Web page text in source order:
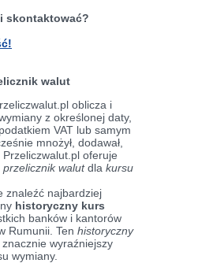
skontaktować?
walut
oblicza i
z określonej daty,
VAT lub samym
mnożył, dodawał,
Przeliczwalut.pl oferuje
przelicznik walutdla kursu
znaleźć najbardziej
historyczny kurs
banków i kantorów
Rumunii. Ten historyczny
wyraźniejszy
wymiany.